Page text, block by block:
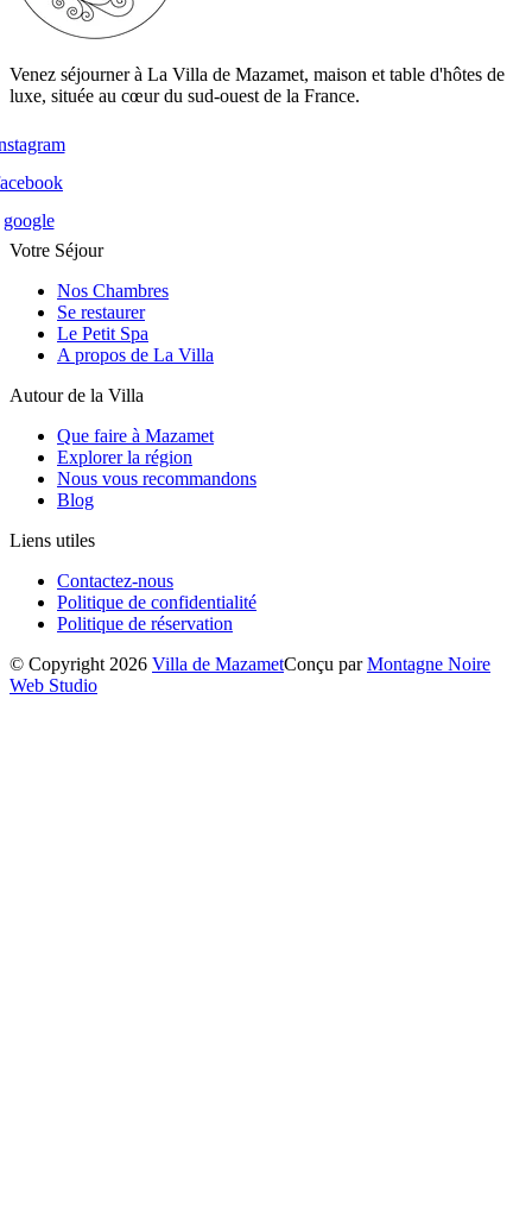
Venez séjourner à La Villa de Mazamet, maison et table d'hôtes de
luxe, située au cœur du sud-ouest de la France.
google
Votre Séjour
Nos Chambres
Se restaurer
Le Petit Spa
A propos de La Villa
Autour de la Villa
Que faire à Mazamet
Explorer la région
Nous vous recommandons
Blog
Liens utiles
Contactez-nous
Politique de confidentialité
Politique de réservation
© Copyright 2026 Villa de MazametConçu parMontagne Noire
Web Studio